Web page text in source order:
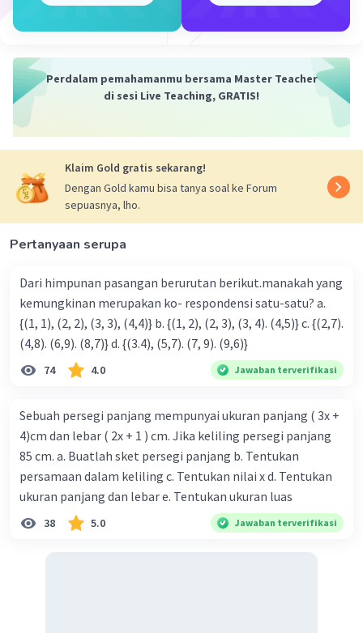
Jadi, notasi pembentuk himpunan {11, 13, 15, 17,
Beri Rating·0.0(0) Balas
Iklan
Perdalam pemahamanmu bersama Master Teacher
di sesi Live Teaching, GRATIS!
Klaim Gold gratis sekarang!
Dengan Gold kamu bisa tanya soal ke Forum
sepuasnya, lho.
Pertanyaan serupa
Dari himpunan pasangan berurutan berikut.manakah yang
kemungkinan merupakan ko- respondensi satu-satu? a.
{(1, 1), (2, 2), (3, 3), (4,4)} b. {(1, 2), (2, 3), (3, 4). (4,5)} c. {(2,7).
(4,8). (6,9). (8,7)} d. {(3.4), (5,7). (7, 9). (9,6)}
74 4.0 Jawaban terverifikasi
Sebuah persegi panjang mempunyai ukuran panjang ( 3x +
4)cm dan lebar ( 2x + 1 ) cm. Jika keliling persegi panjang
85 cm. a. Buatlah sket persegi panjang b. Tentukan
persamaan dalam keliling c. Tentukan nilai x d. Tentukan
ukuran panjang dan lebar e. Tentukan ukuran luas
38 5.0 Jawaban terverifikasi